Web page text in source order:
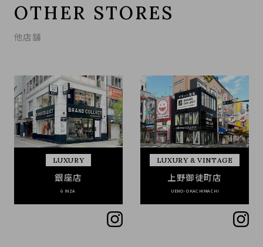
OTHER STORES
他店舗
LUXURY
銀座店
GINZA
LUXURY & VINTAGE
上野御徒町店
UENO-OKACHIMACHI